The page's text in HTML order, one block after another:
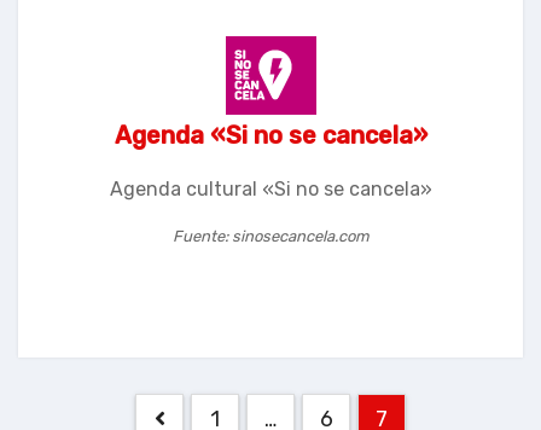
Agenda «Si no se cancela»
Agenda cultural «Si no se cancela»
Fuente: sinosecancela.com
Navegación
1 … 6 7